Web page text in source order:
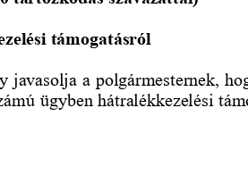
támogatásról
a polgármesternek,
ügyben hátralékkezelési